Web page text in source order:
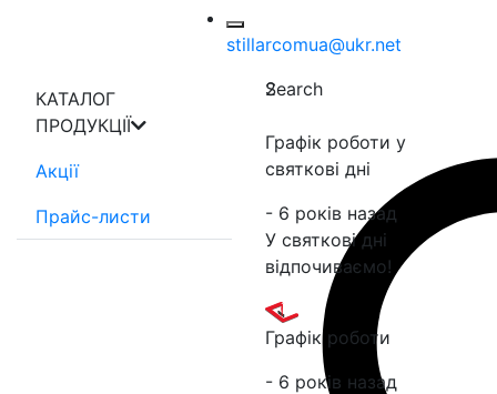
stillarcomua@ukr.net
КАТАЛОГ
ПРОДУКЦІЇ
Акції
Прайс-листи
Search
2
Графік роботи у
святкові дні
- 6 років назад
У святкові дні
відпочиваємо!
Графік роботи
- 6 років назад